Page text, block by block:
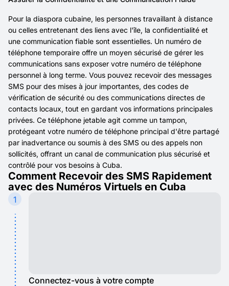
Pour la diaspora cubaine, les personnes travaillant à distance
ou celles entretenant des liens avec l'île, la confidentialité et
une communication fiable sont essentielles. Un numéro de
téléphone temporaire offre un moyen sécurisé de gérer les
communications sans exposer votre numéro de téléphone
personnel à long terme. Vous pouvez recevoir des messages
SMS pour des mises à jour importantes, des codes de
vérification de sécurité ou des communications directes de
contacts locaux, tout en gardant vos informations principales
privées. Ce téléphone jetable agit comme un tampon,
protégeant votre numéro de téléphone principal d'être partagé
par inadvertance ou soumis à des SMS ou des appels non
sollicités, offrant un canal de communication plus sécurisé et
contrôlé pour vos besoins à Cuba.
Comment Recevoir des SMS Rapidement
avec des Numéros Virtuels en Cuba
1
Connectez-vous à votre compte